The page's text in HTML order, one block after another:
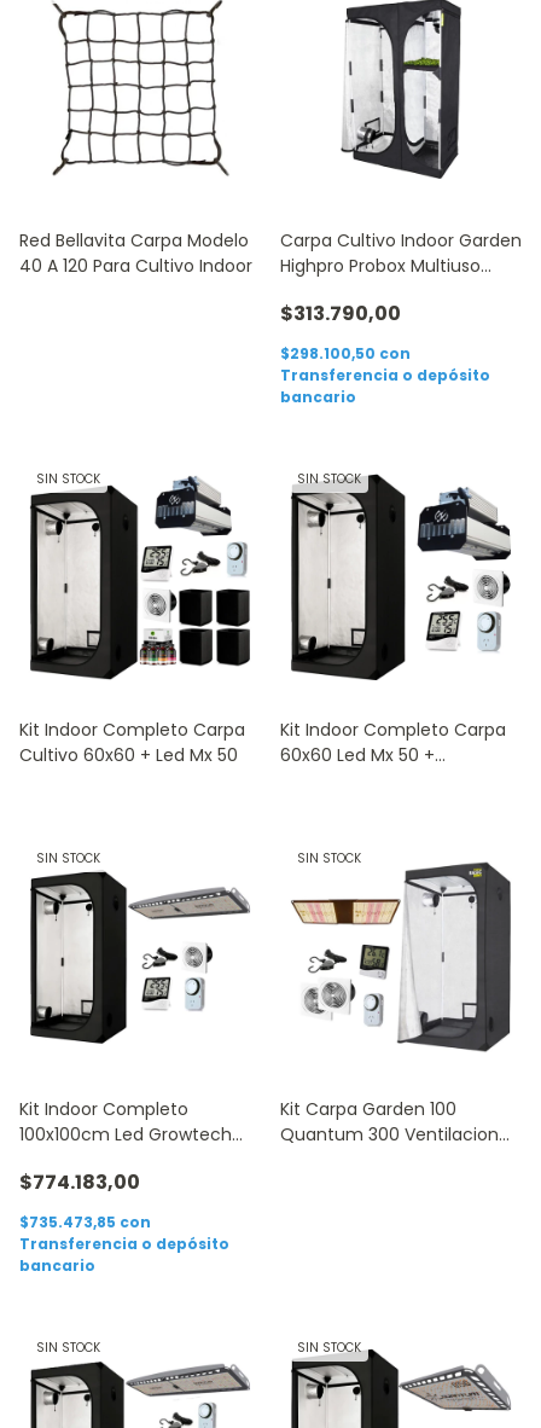
Red Bellavita Carpa Modelo
40 A 120 Para Cultivo Indoor
Carpa Cultivo Indoor Garden
Highpro Probox Multiuso
$313.790,00
$298.100,50 con
Transferencia o depósito
bancario
SIN STOCK
Kit Indoor Completo Carpa
Cultivo 60x60 + Led Mx 50
SIN STOCK
Kit Indoor Completo Carpa
60x60 Led Mx 50 +
SIN STOCK
Kit Indoor Completo
100x100cm Led Growtech
$774.183,00
$735.473,85 con
Transferencia o depósito
bancario
SIN STOCK
Kit Carpa Garden 100
Quantum 300 Ventilacion
SIN STOCK SIN STOCK